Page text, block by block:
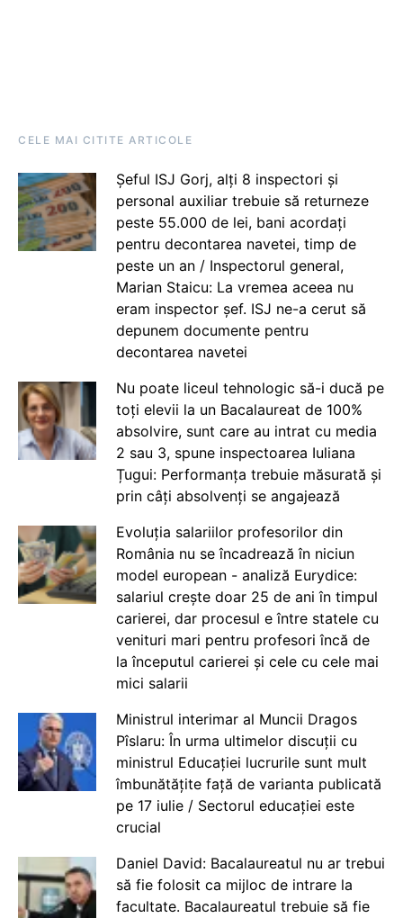
CELE MAI CITITE ARTICOLE
Șeful ISJ Gorj, alți 8 inspectori și
personal auxiliar trebuie să returneze
peste 55.000 de lei, bani acordați
pentru decontarea navetei, timp de
peste un an / Inspectorul general,
Marian Staicu: La vremea aceea nu
eram inspector șef. ISJ ne-a cerut să
depunem documente pentru
decontarea navetei
Nu poate liceul tehnologic să-i ducă pe
toți elevii la un Bacalaureat de 100%
absolvire, sunt care au intrat cu media
2 sau 3, spune inspectoarea Iuliana
Țugui: Performanța trebuie măsurată și
prin câți absolvenți se angajează
Evoluția salariilor profesorilor din
România nu se încadrează în niciun
model european - analiză Eurydice:
salariul crește doar 25 de ani în timpul
carierei, dar procesul e între statele cu
venituri mari pentru profesori încă de
la începutul carierei și cele cu cele mai
mici salarii
Ministrul interimar al Muncii Dragos
Pîslaru: În urma ultimelor discuții cu
ministrul Educației lucrurile sunt mult
îmbunătățite față de varianta publicată
pe 17 iulie / Sectorul educației este
crucial
Daniel David: Bacalaureatul nu ar trebui
să fie folosit ca mijloc de intrare la
facultate. Bacalaureatul trebuie să fie